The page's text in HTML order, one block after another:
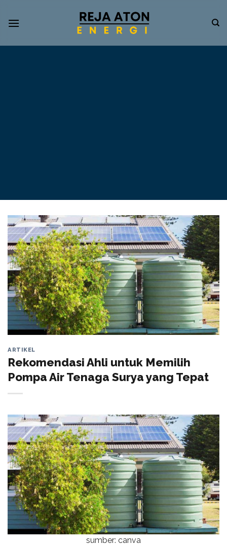
Informasi
ARTIKEL
Rekomendasi Ahli untuk Memilih
Pompa Air Tenaga Surya yang Tepat
sumber: canva